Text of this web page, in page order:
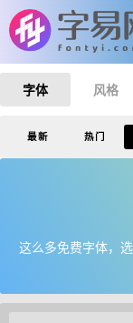
字体 风格
最新 热门
这么多免费字体，